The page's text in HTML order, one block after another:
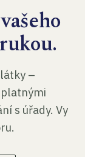
–
platnými
s úřady. Vy